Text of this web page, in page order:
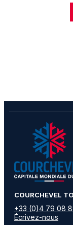
​COURCHEVEL
+33 (0)4 79 08
Écrivez-nous